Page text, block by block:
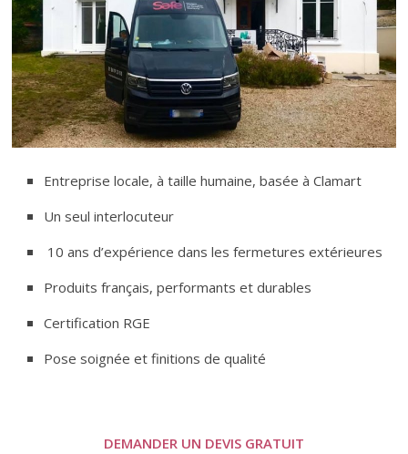
Entreprise locale, à taille humaine, basée à Clamart
Un seul interlocuteur
10 ans d’expérience dans les fermetures extérieures
Produits français, performants et durables
Certification RGE
Pose soignée et finitions de qualité
DEMANDER UN DEVIS GRATUIT